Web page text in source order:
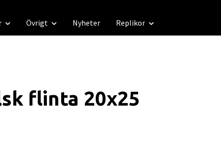
Övrigt Nyheter Replikor
flinta 20x25